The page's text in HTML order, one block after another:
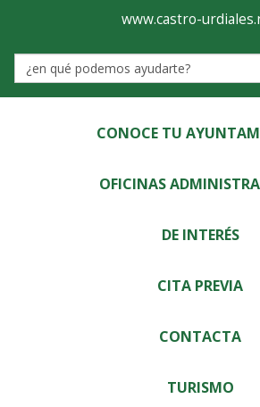
Ayuntamiento
de
Castro-
Urdiales
www.castro-
Label
CONOCE TU
OFICINAS
DE INTERÉS
CITA PREVIA
CONTACTA
TURISMO